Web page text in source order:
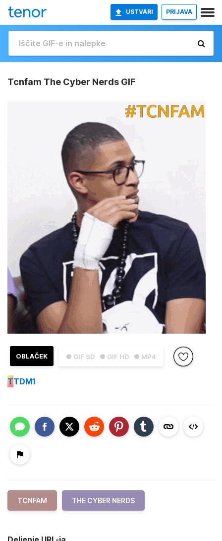
USTVARI PRIJAVA
Tcnfam The Cyber Nerds GIF
● GIF SD ● GIF HD ● MP4
OBLAČEK
TTDM1
TCNFAM THE CYBER NERDS